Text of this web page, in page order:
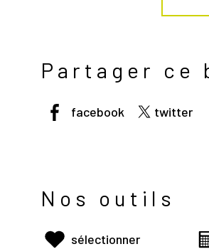
Partager ce
facebook twitter
Nos outils
sélectionner